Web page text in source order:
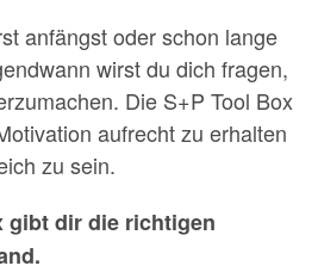
anfängst oder schon lange
wirst du dich fragen,
Die S+P Tool Box
aufrecht zu erhalten
zu sein.
gibt dir die richtigen